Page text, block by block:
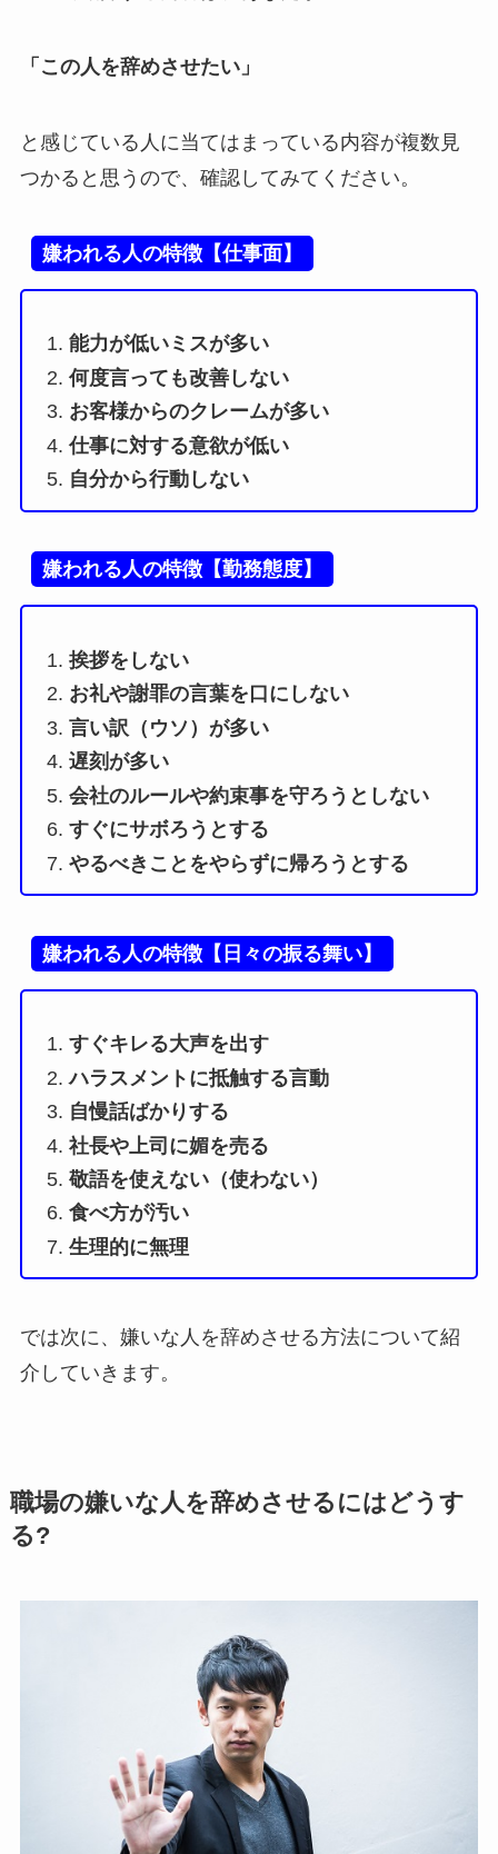
「この人を辞めさせたい」
と感じている人に当てはまっている内容が複数見
つかると思うので、確認してみてください。
嫌われる人の特徴【仕事面】
能力が低いミスが多い
何度言っても改善しない
お客様からのクレームが多い
仕事に対する意欲が低い
自分から行動しない
嫌われる人の特徴【勤務態度】
挨拶をしない
お礼や謝罪の言葉を口にしない
言い訳（ウソ）が多い
遅刻が多い
会社のルールや約束事を守ろうとしない
すぐにサボろうとする
やるべきことをやらずに帰ろうとする
嫌われる人の特徴【日々の振る舞い】
すぐキレる大声を出す
ハラスメントに抵触する言動
自慢話ばかりする
社長や上司に媚を売る
敬語を使えない（使わない）
食べ方が汚い
生理的に無理
では次に、嫌いな人を辞めさせる方法について紹
介していきます。
職場の嫌いな人を辞めさせるにはどうす
る?